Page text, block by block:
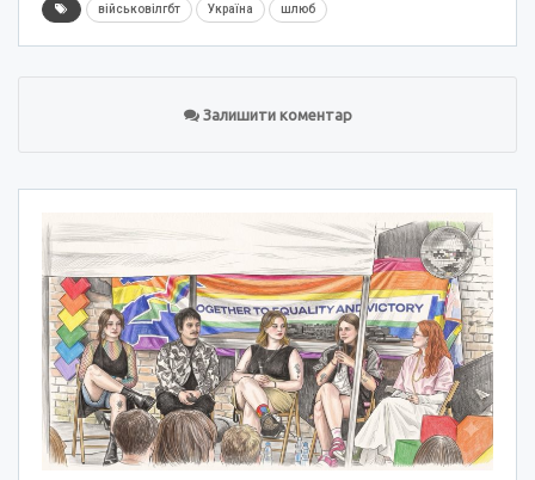
військовілгбт Україна шлюб
Залишити коментар